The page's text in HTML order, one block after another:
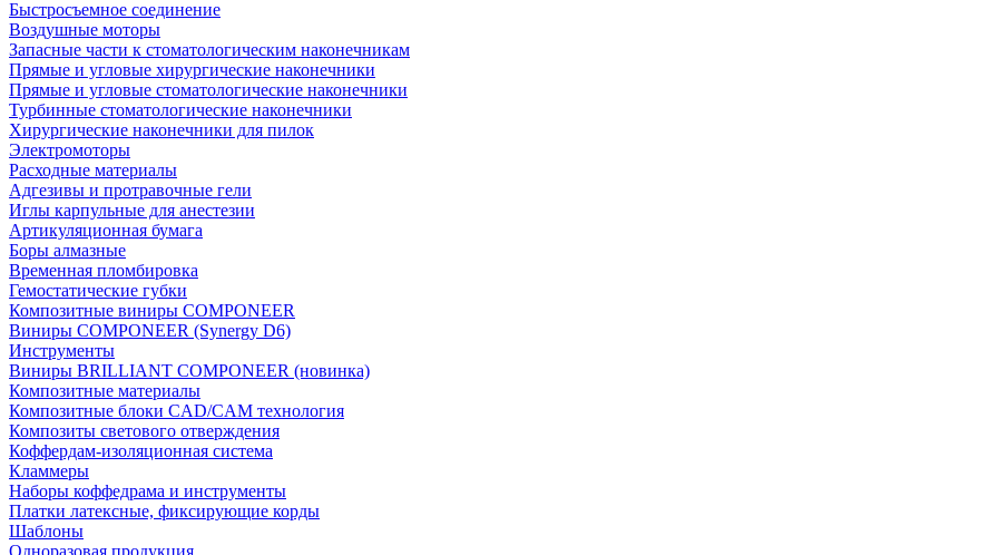
Быстросъемное соединение
Воздушные моторы
Запасные части к стоматологическим наконечникам
Прямые и угловые хирургические наконечники
Прямые и угловые стоматологические наконечники
Турбинные стоматологические наконечники
Хирургические наконечники для пилок
Электромоторы
Расходные материалы
Адгезивы и протравочные гели
Иглы карпульные для анестезии
Артикуляционная бумага
Боры алмазные
Временная пломбировка
Гемостатические губки
Композитные виниры COMPONEER
Виниры COMPONEER (Synergy D6)
Инструменты
Виниры BRILLIANT COMPONEER (новинка)
Композитные материалы
Композитные блоки CAD/СAM технология
Композиты светового отверждения
Коффердам-изоляционная система
Кламмеры
Наборы коффедрама и инструменты
Платки латексные, фиксирующие корды
Шаблоны
Одноразовая продукция